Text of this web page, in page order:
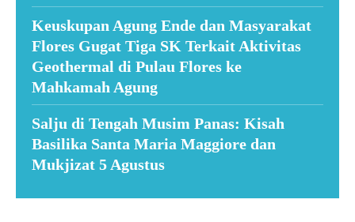
Keuskupan Agung Ende dan Masyarakat
Flores Gugat Tiga SK Terkait Aktivitas
Geothermal di Pulau Flores ke
Mahkamah Agung
Salju di Tengah Musim Panas: Kisah
Basilika Santa Maria Maggiore dan
Mukjizat 5 Agustus